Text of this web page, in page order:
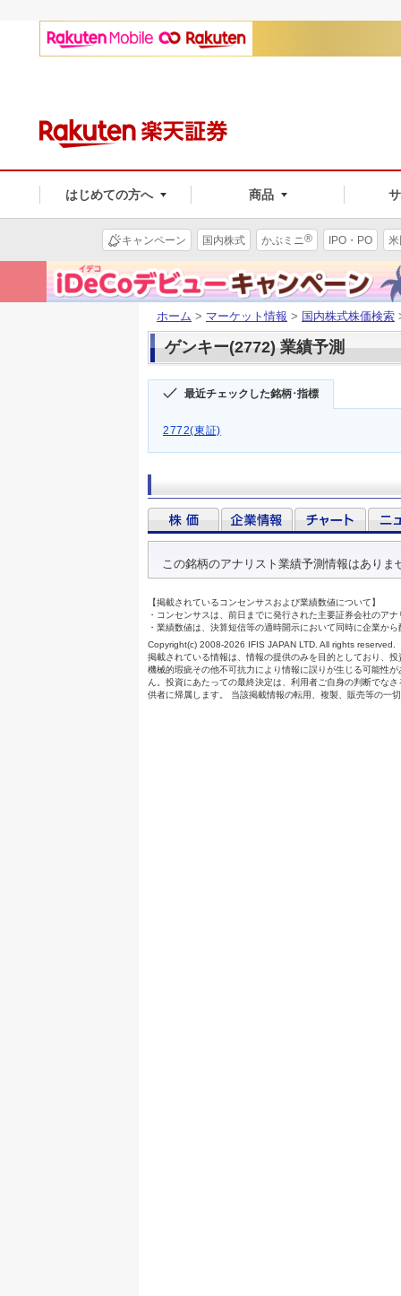
はじめての方へ 商品
キャンペーン 国内株式 かぶミニ® IPO・PO
ホーム > マーケット情報 > 国内株式株価検索
ゲンキー(2772) 業績予測
最近チェックした銘柄･指標
2772(東証)